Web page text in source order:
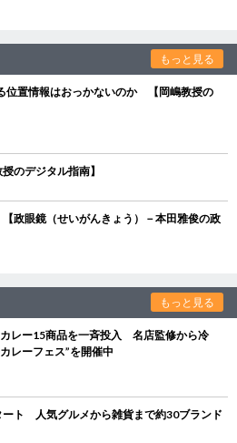
もっと見る
位置情報はおっかないのか 【岡嶋教授の
のデジタル指南】
政眼鏡（せいがんきょう）－本田雅俊の政
もっと見る
レー15商品を一斉投入 名店監修から冷
レーフェス”を開催中
ート 人気グルメから雑貨まで約30ブランド